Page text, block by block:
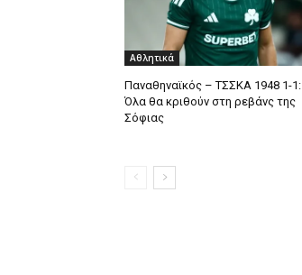
Αθλητικά
Παναθηναϊκός – ΤΣΣΚΑ 1948 1-1:
Όλα θα κριθούν στη ρεβάνς της
Σόφιας